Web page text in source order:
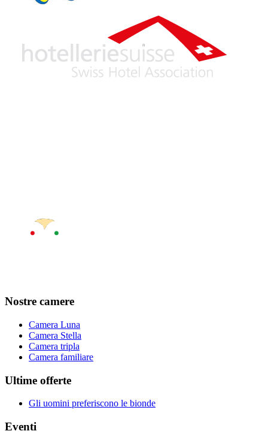
Nostre camere
Camera Luna
Camera Stella
Camera tripla
Camera familiare
Ultime offerte
Gli uomini preferiscono le bionde
Eventi